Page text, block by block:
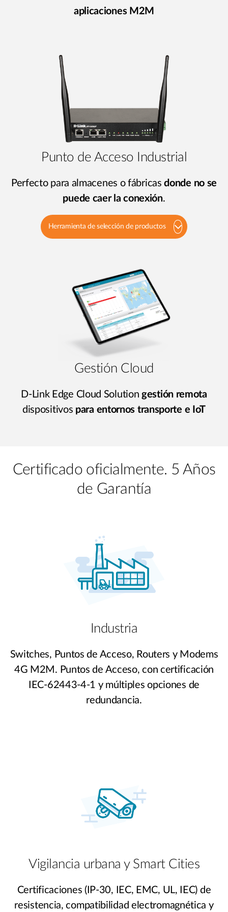
aplicaciones M2M
Punto de Acceso Industrial
Perfecto para almacenes o fábricasdonde no se
puede caer la conexión.
Herramienta de selección de productos
Gestión Cloud
D-Link Edge Cloud Solution gestión remota
dispositivos para entornos transporte e IoT
Certificado oficialmente. 5 Años
de Garantía
Industria
Switches, Puntos de Acceso, Routers y Modems
4G M2M. Puntos de Acceso, con certificación
IEC-62443-4-1 y múltiples opciones de
redundancia.
Vigilancia urbana y Smart Cities
Certificaciones (IP-30, IEC, EMC, UL, IEC) de
resistencia, compatibilidad electromagnética y